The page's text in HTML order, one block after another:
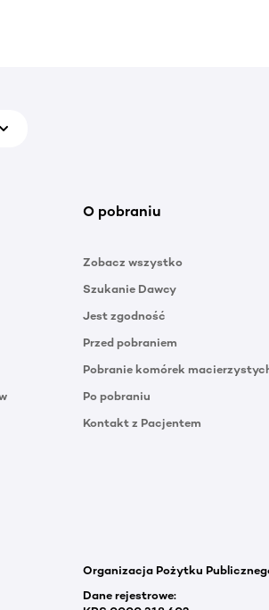
O pobraniu
Zobacz wszystko
Szukanie Dawcy
Jest zgodność
Przed pobraniem
Pobranie komórek
Po pobraniu
Kontakt z Pacjentem
Organizacja Pożytku
Dane rejestrowe: